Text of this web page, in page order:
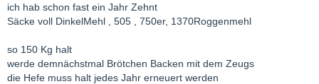
ich hab schon fast ein Jahr Zehnt
Säcke voll DinkelMehl , 505 , 750er, 1370Roggenmehl
so 150 Kg halt
werde demnächstmal Brötchen Backen mit dem Zeugs
die Hefe muss halt jedes Jahr erneuert werden